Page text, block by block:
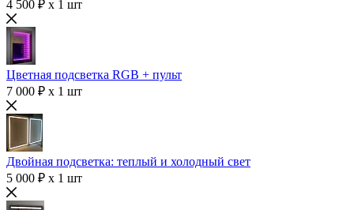
4 500 ₽ x 1 шт
Цветная подсветка RGB + пульт
7 000 ₽ x 1 шт
Двойная подсветка: теплый и холодный свет
5 000 ₽ x 1 шт